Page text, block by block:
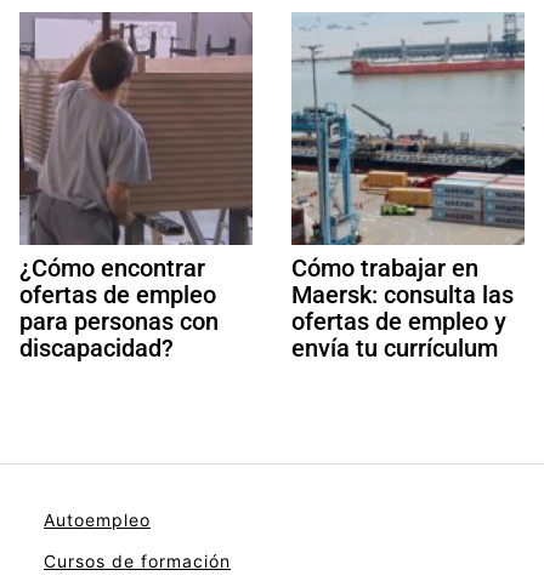
¿Cómo encontrar
ofertas de empleo
para personas con
discapacidad?
Cómo trabajar en
Maersk: consulta las
ofertas de empleo y
envía tu currículum
Autoempleo
Cursos de formación